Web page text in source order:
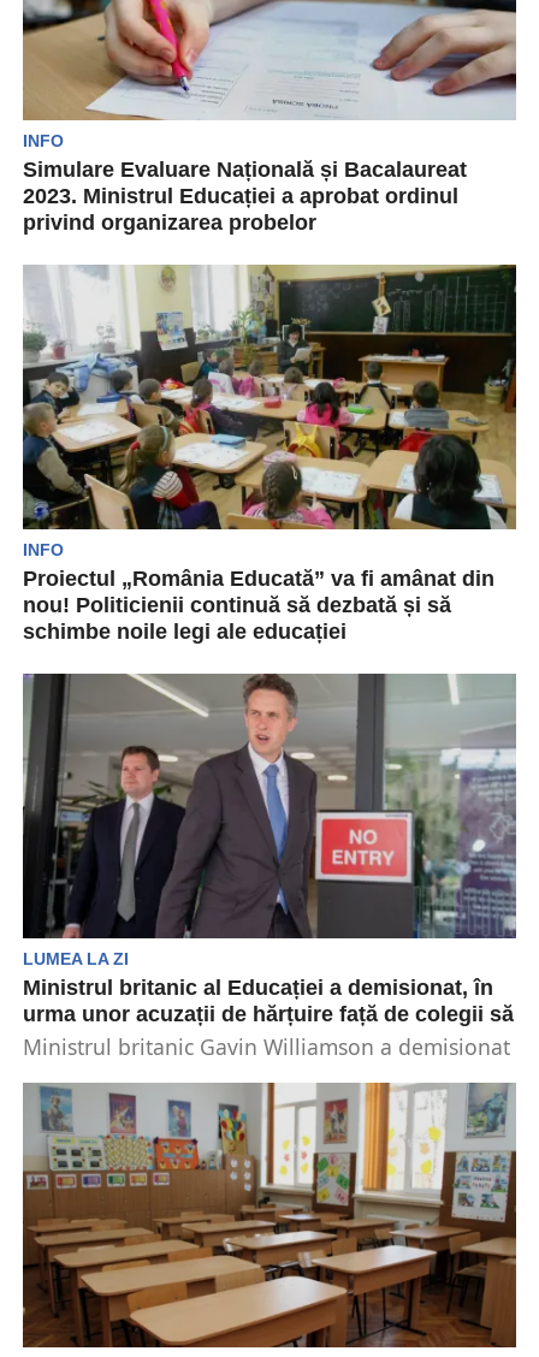
INFO
Simulare Evaluare Națională și Bacalaureat
2023. Ministrul Educației a aprobat ordinul
privind organizarea probelor
loc în perioada 20-22 martie, iar cea pentru
examenul de...
INFO
Proiectul „România Educată” va fi amânat din
nou! Politicienii continuă să dezbată și să
schimbe noile legi ale educației
președintele Klaus Iohannis, care ar fi trebuit să
fi fost finalizat până...
LUMEA LA ZI
Ministrul britanic al Educației a demisionat, în
urma unor acuzații de hărțuire față de colegii să
Ministrul britanic Gavin Williamson a demisionat
fi...